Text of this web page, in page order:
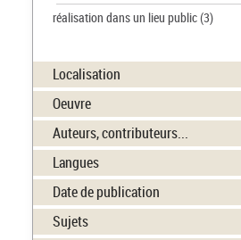
réalisation dans un lieu public(3)
Localisation
Oeuvre
Auteurs, contributeurs...
Langues
Date de publication
Sujets